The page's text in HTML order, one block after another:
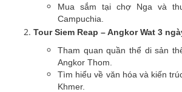
Mua sắm tại chợ Nga và
Campuchia.
Tour Siem Reap – Angkor Wat 3
Tham quan quần thể di sản
Angkor Thom.
Tìm hiểu về văn hóa và kiến
Khmer.